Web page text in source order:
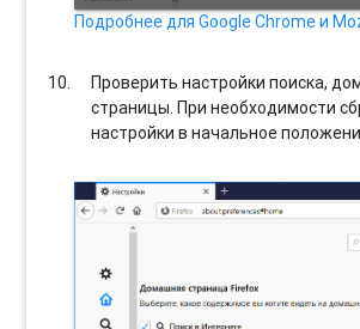
Подробнее для Google Chrome и
Проверить настройки поиска,
страницы. При необходимости
настройки в начальное